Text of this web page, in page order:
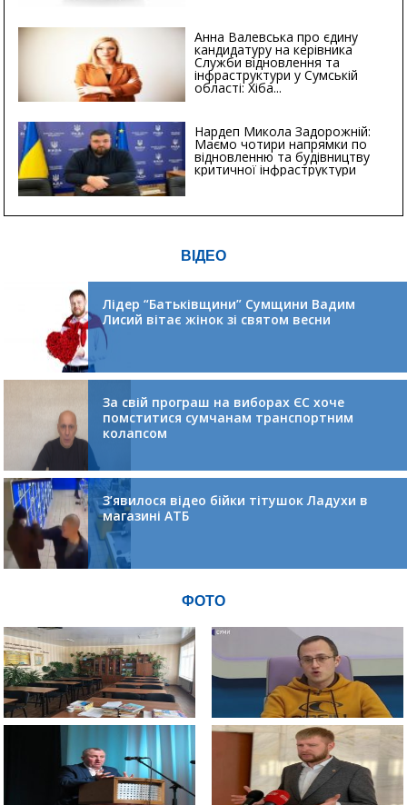
Анна Валевська про єдину
кандидатуру на керівника
Служби відновлення та
інфраструктури у Сумській
області: Хіба...
Нардеп Микола Задорожній:
Маємо чотири напрямки по
відновленню та будівництву
критичної інфраструктури
ВІДЕО
Лідер “Батьківщини” Сумщини Вадим
Лисий вітає жінок зі святом весни
За свій програш на виборах ЄС хоче
помститися сумчанам транспортним
колапсом
З’явилося відео бійки тітушок Ладухи в
магазині АТБ
ФОТО